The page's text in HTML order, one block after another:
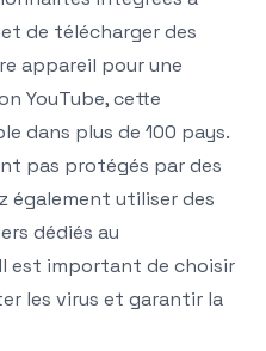
de télécharger des
appareil pour une
YouTube, cette
dans plus de 100 pays.
pas protégés par des
également utiliser des
dédiés au
est important de choisir
les virus et garantir la